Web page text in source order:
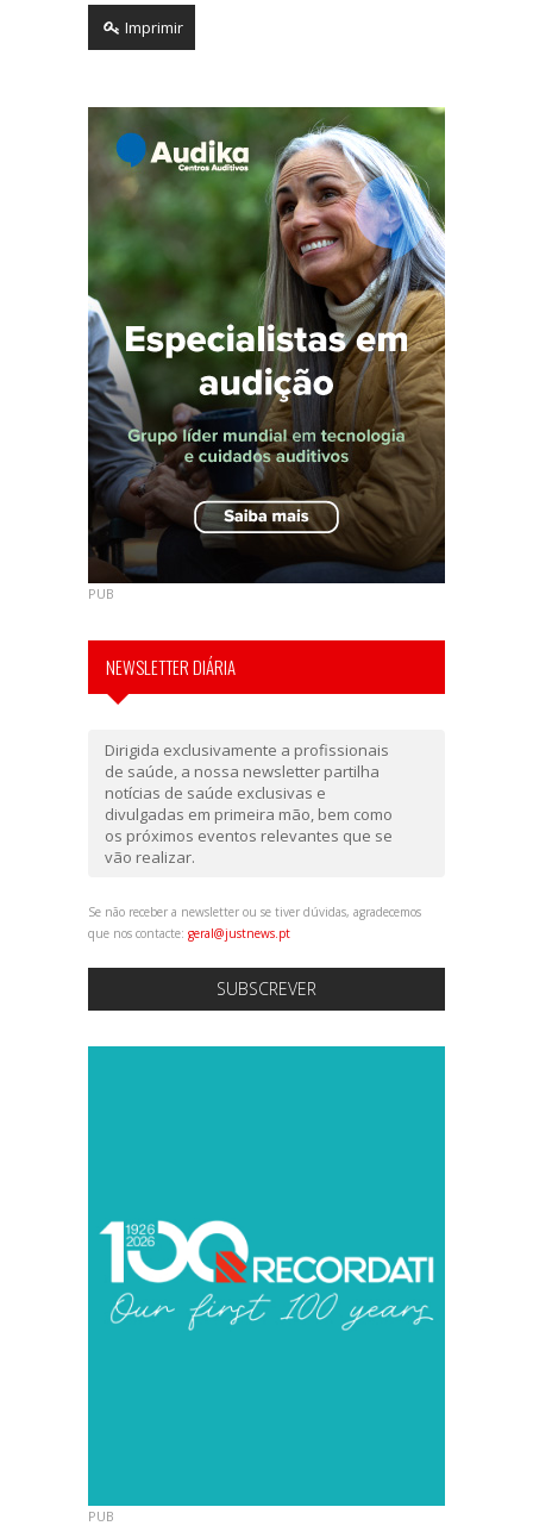
Imprimir
PUB
NEWSLETTER DIÁRIA
Dirigida exclusivamente a profissionais
de saúde, a nossa newsletter partilha
notícias de saúde exclusivas e
divulgadas em primeira mão, bem como
os próximos eventos relevantes que se
vão realizar.
Se não receber a newsletter ou se tiver dúvidas, agradecemos
que nos contacte: geral@justnews.pt
SUBSCREVER
PUB